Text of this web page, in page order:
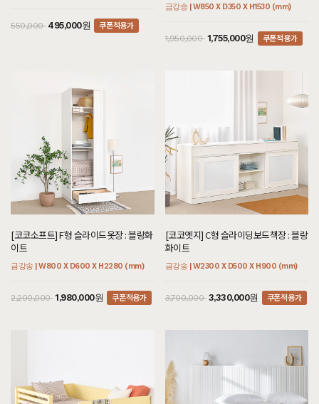
550,000 495,000원 쿠폰적용가
금강송 | W850 X D350 X H1530 (mm)
1,950,000 1,755,000원 쿠폰적용가
[코코소프트] F형 슬라이드옷장 : 블랑화
이트
금강송 | W800 X D600 X H2280 (mm)
2,200,000 1,980,000원 쿠폰적용가
[코코엣지] C형 슬라이딩보드책장 : 블랑
화이트
금강송 | W2300 X D500 X H900 (mm)
3,700,000 3,330,000원 쿠폰적용가